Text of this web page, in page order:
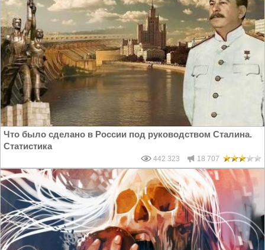
Что было сделано в России под руководством Сталина.
Статистика
442 323 18 707